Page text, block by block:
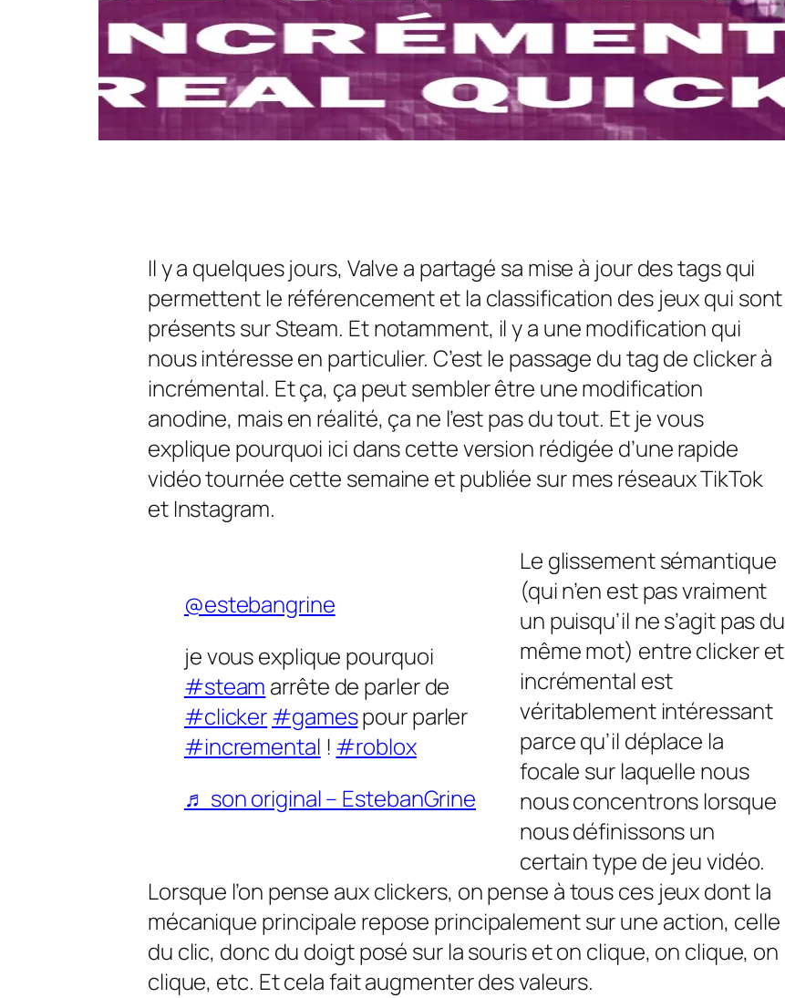
Il y a quelques jours, Valve a partagé sa mise à jour des tags qui
permettent le référencement et la classification des jeux qui sont
présents sur Steam. Et notamment, il y a une modification qui
nous intéresse en particulier. C’est le passage du tag de clicker à
incrémental. Et ça, ça peut sembler être une modification
anodine, mais en réalité, ça ne l’est pas du tout. Et je vous
explique pourquoi ici dans cette version rédigée d’une rapide
vidéo tournée cette semaine et publiée sur mes réseaux TikTok
et Instagram.
@estebangrine
je vous explique pourquoi
#steam arrête de parler de
#clicker#gamespour parler
#incremental ! #roblox
♬ son original – EstebanGrine
Le glissement sémantique
(qui n’en est pas vraiment
un puisqu’il ne s’agit pas du
même mot) entre clicker et
incrémental est
véritablement intéressant
parce qu’il déplace la
focale sur laquelle nous
nous concentrons lorsque
nous définissons un
certain type de jeu vidéo.
Lorsque l’on pense aux clickers, on pense à tous ces jeux dont la
mécanique principale repose principalement sur une action, celle
du clic, donc du doigt posé sur la souris et on clique, on clique, on
clique, etc. Et cela fait augmenter des valeurs.